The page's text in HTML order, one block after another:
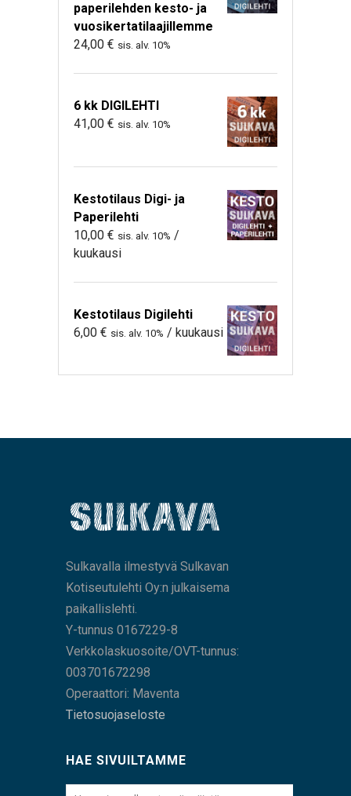
paperilehden kesto- ja
vuosikertatilaajillemme
24,00 € sis. alv. 10%
6 kk DIGILEHTI
41,00 € sis. alv. 10%
Kestotilaus Digi- ja
Paperilehti
10,00 € sis. alv. 10% /
kuukausi
Kestotilaus Digilehti
6,00 € sis. alv. 10% / kuukausi
Sulkavalla ilmestyvä Sulkavan
Kotiseutulehti Oy:n julkaisema
paikallislehti.
Y-tunnus 0167229-8
Verkkolaskuosoite/OVT-tunnus:
003701672298
Operaattori: Maventa
Tietosuojaseloste
HAE SIVUILTAMME